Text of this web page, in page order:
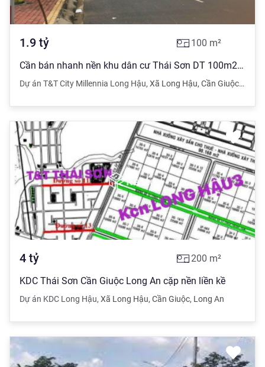
1.9 tỷ 100 m²
Cần bán nhanh nền khu dân cư Thái Sơn DT 100m2 đã có sổ giá chỉ còn 19tr/m2
Dự án T&T City Millennia Long Hậu, Xã Long Hậu, Cần Giuộc,Long
4 tỷ 200 m²
KDC Thái Sơn Cần Giuộc Long An cặp nền liền kề
Dự án KDC Long Hậu, Xã Long Hậu, Cần Giuộc, Long An